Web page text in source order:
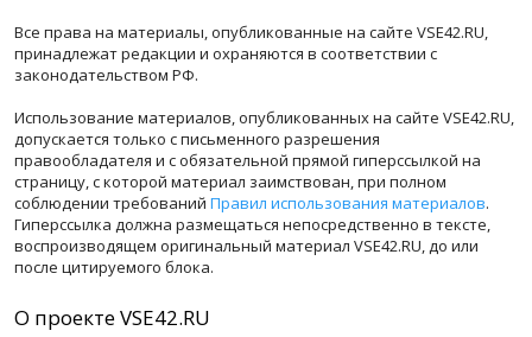
Все права на материалы, опубликованные на сайте VSE42.RU,
принадлежат редакции и охраняются в соответствии с
законодательством РФ.
Использование материалов, опубликованных на сайте VSE42.RU,
допускается только с письменного разрешения
правообладателя и с обязательной прямой гиперссылкой на
страницу, с которой материал заимствован, при полном
соблюдении требований Правил использования материалов.
Гиперссылка должна размещаться непосредственно в тексте,
воспроизводящем оригинальный материал VSE42.RU, до или
после цитируемого блока.
О проекте VSE42.RU